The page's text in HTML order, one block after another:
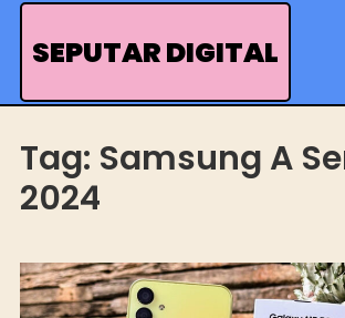
Skip
SEPUTAR DIGITAL
Tag: Samsung A
2024